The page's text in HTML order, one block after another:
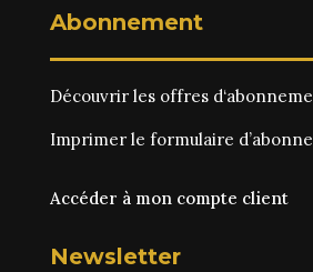
Abonnement
Découvrir les offres
Imprimer le formulaire
Accéder à mon compte client
Newsletter